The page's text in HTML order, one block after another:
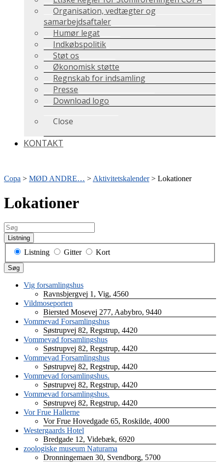
Organisation, vedtægter og
samarbejdsaftaler
Humør legat
Indkøbspolitik
Støt os
Økonomisk støtte
Regnskab for indsamling
Presse
Download logo
Close
KONTAKT
Copa > MØD ANDRE… >Aktivitetskalender> Lokationer
Lokationer
Søg
Listning
Visningstype
søgeresultater
Listning Gitter Kort
Søg
Vig forsamlingshus
Ravnsbjergvej 1, Vig, 4560
Vildmoseporten
Biersted Mosevej 277, Aabybro, 9440
Vommevad Forsamlingshus
Søstrupvej 82, Regstrup, 4420
Vommevad forsamlingshus
Søstrupvej 82, Regstrup, 4420
Vommevad Forsamlingshus
Søstrupvej 82, Regstrup, 4420
Vommevad forsamlingshus.
Søstrupvej 82, Regstrup, 4420
Vommevad forsamlingshus.
Søstrupvej 82, Regstrup, 4420
Vor Frue Hallerne
Vor Frue Hovedgade 65, Roskilde, 4000
Westergaards Hotel
Bredgade 12, Videbæk, 6920
zoologiske museum Naturama
Dronningemaen 30, Svendborg, 5700